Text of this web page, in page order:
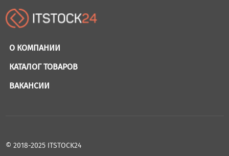
О КОМПАНИИ
КАТАЛОГ ТОВАРОВ
ВАКАНСИИ
© 2018-2025 ITSTOCK24